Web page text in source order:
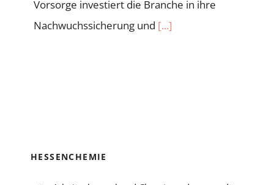
Vorsorge investiert die Branche in ihre
Nachwuchssicherung und [...]
HESSENCHEMIE